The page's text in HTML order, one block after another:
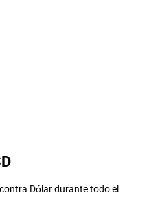
Dólar durante todo el